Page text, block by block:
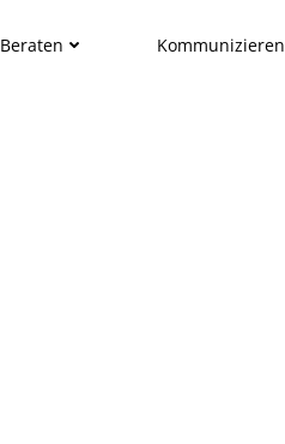
Beraten Kommunizieren